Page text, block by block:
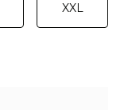
XXL